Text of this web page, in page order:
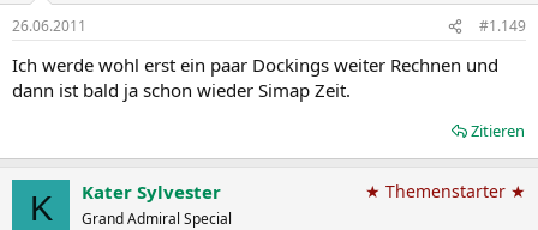
26.06.2011 #1.149
Ich werde wohl erst ein paar Dockings weiter Rechnen und
dann ist bald ja schon wieder Simap Zeit.
Zitieren
K Kater Sylvester
Grand Admiral Special
★ Themenstarter ★